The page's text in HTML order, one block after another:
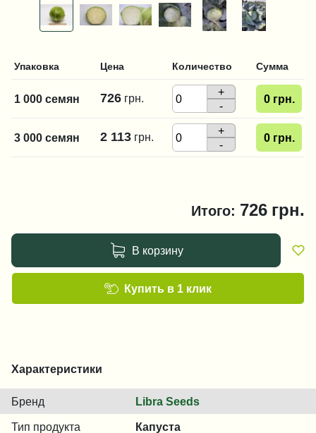
Упаковка Цена Количество Сумма
1 000 семян 726 грн.
+
-
0 грн.
3 000 семян 2 113 грн.
+
-
0 грн.
Итого: 726 грн.
В корзину
Купить в 1 клик
Характеристики
Бренд Libra Seeds
Тип продукта Капуста